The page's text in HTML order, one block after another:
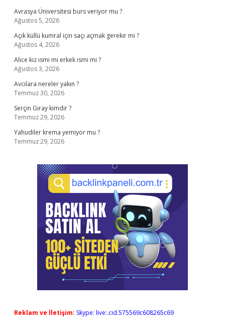
Avrasya Üniversitesi burs veriyor mu ?
Ağustos 5, 2026
Açık küllü kumral için saçı açmak gerekir mi ?
Ağustos 4, 2026
Alice kız ismi mi erkek ismi mi ?
Ağustos 3, 2026
Avcılara nereler yakın ?
Temmuz 30, 2026
Serçin Giray kimdir ?
Temmuz 29, 2026
Yahudiler krema yemiyor mu ?
Temmuz 29, 2026
Reklam ve İletişim: Skype: live:.cid.575569c608265c69